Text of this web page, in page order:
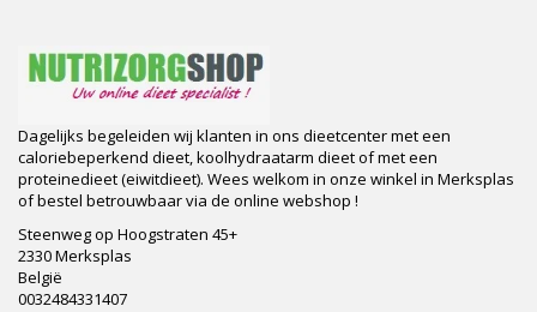
Dagelijks begeleiden wij klanten in ons dieetcenter met een
caloriebeperkend dieet, koolhydraatarm dieet of met een
proteinedieet (eiwitdieet). Wees welkom in onze winkel in Merksplas
of bestel betrouwbaar via de online webshop !
Steenweg op Hoogstraten 45+
2330 Merksplas
België
0032484331407